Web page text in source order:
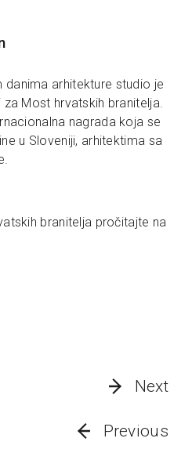
danima arhitekture studio je
Most hrvatskih branitelja.
nagrada koja se
u Sloveniji, arhitektima sa
branitelja pročitajte na
Next
Previous